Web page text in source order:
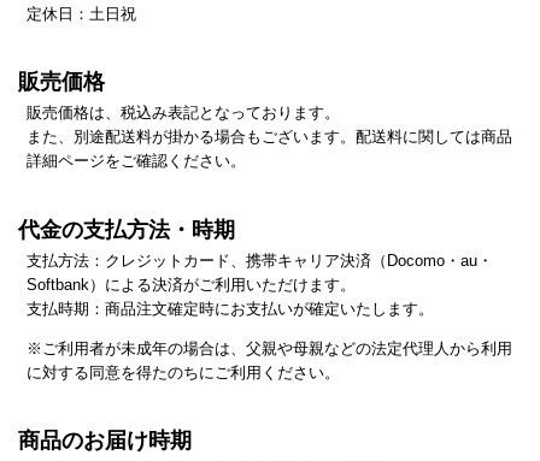
定休日：土日祝
販売価格
販売価格は、税込み表記となっております。
また、別途配送料が掛かる場合もございます。配送料に関しては商品
詳細ページをご確認ください。
代金の支払方法・時期
支払方法：クレジットカード、携帯キャリア決済（Docomo・au・
Softbank）による決済がご利用いただけます。
支払時期：商品注文確定時にお支払いが確定いたします。
※ご利用者が未成年の場合は、父親や母親などの法定代理人から利用
に対する同意を得たのちにご利用ください。
商品のお届け時期